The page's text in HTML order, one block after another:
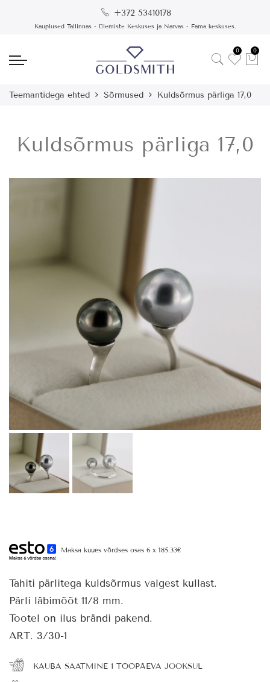
+372 53410178
Kauplused Tallinnas - Ülemiste Keskuses ja Narvas - Fama keskuses.
0 0
Teemantidega ehted Sõrmused Kuldsõrmus pärliga 17,0
Kuldsõrmus pärliga 17,0
Maksa kuues võrdses osas 6 x 185.33€
Tahiti pärlitega kuldsõrmus valgest kullast.
Pärli läbimõõt 11/8 mm.
Tootel on ilus brändi pakend.
ART. 3/30-1
KAUBA SAATMINE 1 TÖÖPÄEVA JOOKSUL